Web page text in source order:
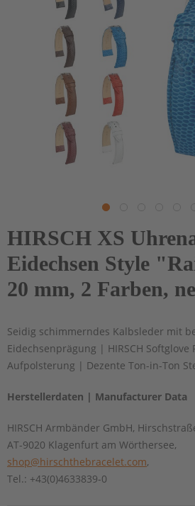
HIRSCH XS
Eidechsen Style
20 mm, 2 Farben,
Seidig schimmerndes Kalbsleder mit
Eidechsenprägung | HIRSCH
Aufpolsterung | Dezente Ton-in-Ton
Herstellerdaten | Manufacturer Data
HIRSCH Armbänder GmbH,
AT-9020 Klagenfurt am Wörthersee,
shop@hirschthebracelet.com,
Tel.: +43(0)4633839-0